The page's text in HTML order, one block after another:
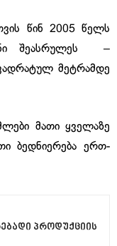
წინ 2005 წელს
შეასრულეს –
მეტრამდე
მათი ყველაზე
ბედნიერება ერთ-
პროდუქციის